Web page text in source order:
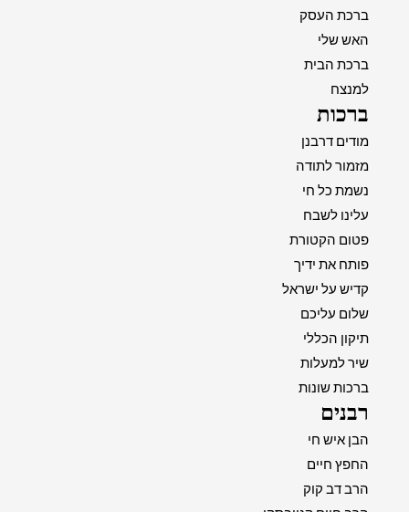
ברכת העסק
האש שלי
ברכת הבית
למנצח
ברכות
מודים דרבנן
מזמור לתודה
נשמת כל חי
עלינו לשבח
פטום הקטורת
פותח את ידיך
קדיש על ישראל
שלום עליכם
תיקון הכללי
שיר למעלות
ברכות שונות
רבנים
הבן איש חי
החפץ חיים
הרב דב קוק